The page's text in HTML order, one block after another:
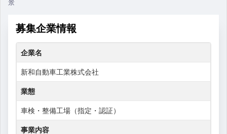
募集企業情報
企業名
新和自動車工業株式会社
業態
車検・整備工場（指定・認証）
事業内容